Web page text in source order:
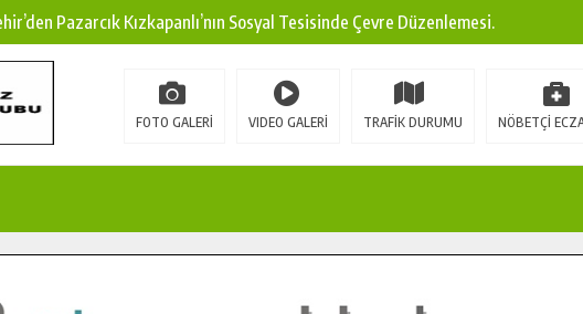
Pazarcık Kızkapanlı’nın Sosyal Tesisinde Çevre Düzenlemesi.
Pazarcık Kırsalına Modern Ulaşım Yatırımı.
Uluslararası Başarı: Edinilen Bilgi Türk Tarımına Katkı Sağlayacak.
FOTO GALERİ VIDEO GALERİ TRAFİK DURUMU NÖBETÇİ